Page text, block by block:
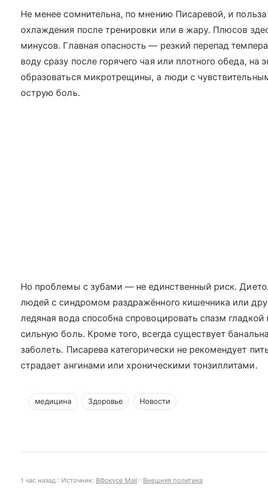
Не менее сомнительна, по мнению Писаревой, и
охлаждения после тренировки или в жару. Плюсов
минусов. Главная опасность — резкий перепад
воду сразу после горячего чая или плотного обеда, на
образоваться микротрещины, а люди с
острую боль.
Но проблемы с зубами — не единственный риск.
людей с синдромом раздражённого кишечника или
ледяная вода способна спровоцировать спазм
сильную боль. Кроме того, всегда существует
заболеть. Писарева категорически не рекомендует
страдает ангинами или хроническими тонзиллитами.
медицина Здоровье Новости
1 час назад Источник: ВФокусе Mail Внешняя политика